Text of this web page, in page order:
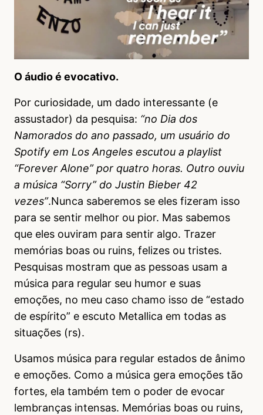
O áudio é evocativo.
Por curiosidade, um dado interessante (e
assustador) da pesquisa: “no Dia dos
Namorados do ano passado, um usuário do
Spotify em Los Angeles escutou a playlist
“Forever Alone” por quatro horas. Outro ouviu
a música “Sorry” do Justin Bieber 42
vezes”.Nunca saberemos se eles fizeram isso
para se sentir melhor ou pior. Mas sabemos
que eles ouviram para sentir algo. Trazer
memórias boas ou ruins, felizes ou tristes.
Pesquisas mostram que as pessoas usam a
música para regular seu humor e suas
emoções, no meu caso chamo isso de “estado
de espírito” e escuto Metallica em todas as
situações (rs).
Usamos música para regular estados de ânimo
e emoções. Como a música gera emoções tão
fortes, ela também tem o poder de evocar
lembranças intensas. Memórias boas ou ruins,